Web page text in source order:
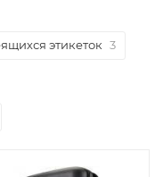
этикеток 3